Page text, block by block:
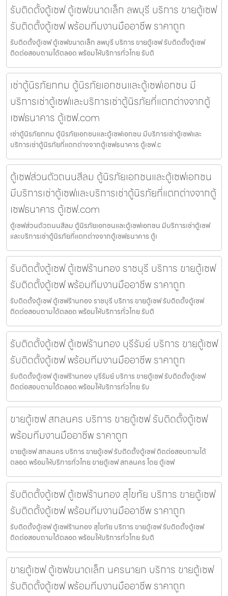
รับติดตั้งตู้เซฟ ตู้เซฟขนาดเล็ก ลพบุรี บริการ ขายตู้เซฟ
รับติดตั้งตู้เซฟ พร้อมทีมงานมืออาชีพ ราคาถูก
รับติดตั้งตู้เซฟ ตู้เซฟขนาดเล็ก ลพบุรี บริการ ขายตู้เซฟ รับติดตั้งตู้เซฟ
ติดต่อสอบถามได้ตลอด พร้อมให้บริการทั่วไทย รับติ
เช่าตู้นิรภัยกทม ตู้นิรภัยเอกชนและตู้เซฟเอกชน มี
บริการเช่าตู้เซฟและบริการเช่าตู้นิรภัยที่แตกต่างจากตู้
เซฟธนาคาร ตู้เซฟ.com
เช่าตู้นิรภัยกทม ตู้นิรภัยเอกชนและตู้เซฟเอกชน มีบริการเช่าตู้เซฟและ
บริการเช่าตู้นิรภัยที่แตกต่างจากตู้เซฟธนาคาร ตู้เซฟ.c
ตู้เซฟส่วนตัวถนนสีลม ตู้นิรภัยเอกชนและตู้เซฟเอกชน
มีบริการเช่าตู้เซฟและบริการเช่าตู้นิรภัยที่แตกต่างจากตู้
เซฟธนาคาร ตู้เซฟ.com
ตู้เซฟส่วนตัวถนนสีลม ตู้นิรภัยเอกชนและตู้เซฟเอกชน มีบริการเช่าตู้เซฟ
และบริการเช่าตู้นิรภัยที่แตกต่างจากตู้เซฟธนาคาร ตู้เ
รับติดตั้งตู้เซฟ ตู้เซฟร้านทอง ราชบุรี บริการ ขายตู้เซฟ
รับติดตั้งตู้เซฟ พร้อมทีมงานมืออาชีพ ราคาถูก
รับติดตั้งตู้เซฟ ตู้เซฟร้านทอง ราชบุรี บริการ ขายตู้เซฟ รับติดตั้งตู้เซฟ
ติดต่อสอบถามได้ตลอด พร้อมให้บริการทั่วไทย รับติ
รับติดตั้งตู้เซฟ ตู้เซฟร้านทอง บุรีรัมย์ บริการ ขายตู้เซฟ
รับติดตั้งตู้เซฟ พร้อมทีมงานมืออาชีพ ราคาถูก
รับติดตั้งตู้เซฟ ตู้เซฟร้านทอง บุรีรัมย์ บริการ ขายตู้เซฟ รับติดตั้งตู้เซฟ
ติดต่อสอบถามได้ตลอด พร้อมให้บริการทั่วไทย รับ
ขายตู้เซฟ สกลนคร บริการ ขายตู้เซฟ รับติดตั้งตู้เซฟ
พร้อมทีมงานมืออาชีพ ราคาถูก
ขายตู้เซฟ สกลนคร บริการ ขายตู้เซฟ รับติดตั้งตู้เซฟ ติดต่อสอบถามได้
ตลอด พร้อมให้บริการทั่วไทย ขายตู้เซฟ สกลนคร โดย ตู้เซฟ
รับติดตั้งตู้เซฟ ตู้เซฟร้านทอง สุโขทัย บริการ ขายตู้เซฟ
รับติดตั้งตู้เซฟ พร้อมทีมงานมืออาชีพ ราคาถูก
รับติดตั้งตู้เซฟ ตู้เซฟร้านทอง สุโขทัย บริการ ขายตู้เซฟ รับติดตั้งตู้เซฟ
ติดต่อสอบถามได้ตลอด พร้อมให้บริการทั่วไทย รับติ
ขายตู้เซฟ ตู้เซฟขนาดเล็ก นครนายก บริการ ขายตู้เซฟ
รับติดตั้งตู้เซฟ พร้อมทีมงานมืออาชีพ ราคาถูก